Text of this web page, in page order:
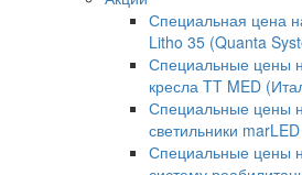
Специальная цена
Litho 35 (Quanta
Специальные цены
кресла TT MED
Специальные цены
светильники
Специальные цены